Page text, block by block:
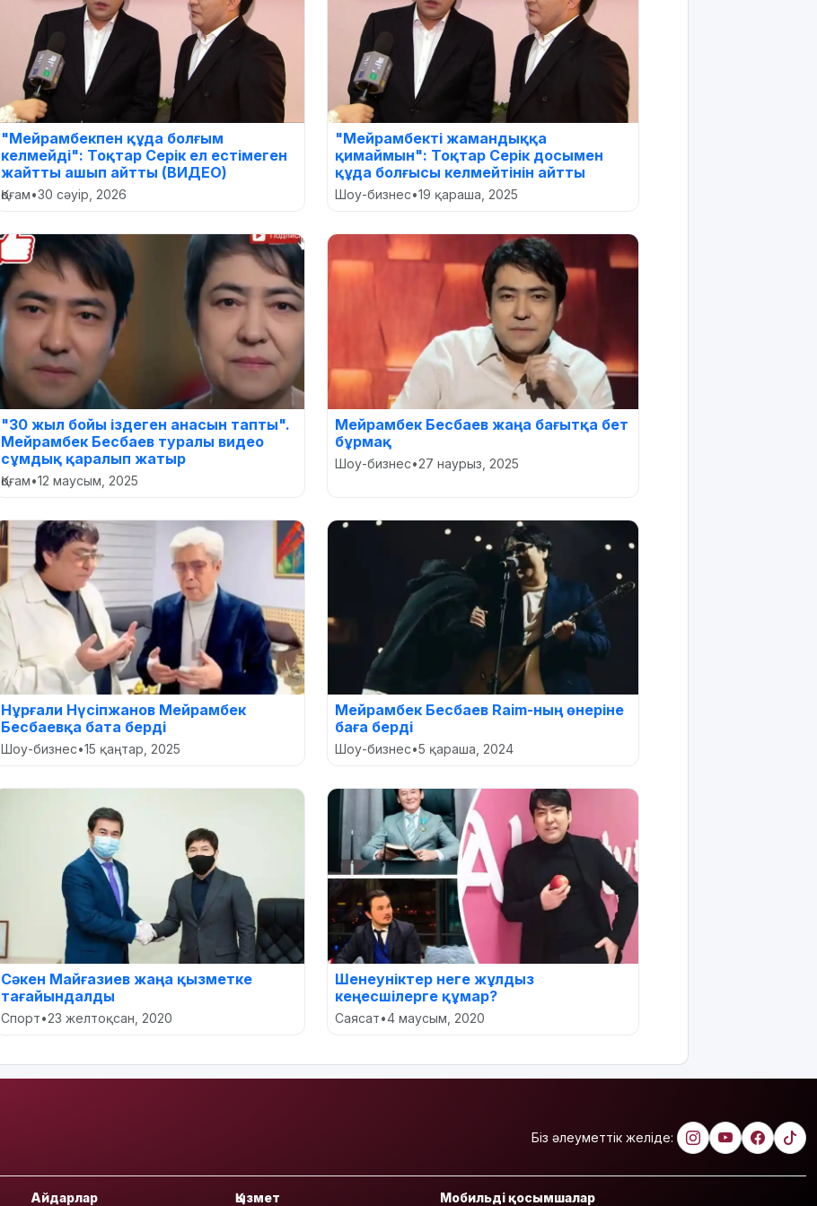
"Мейрамбекпен құда болғым
келмейді": Тоқтар Серік ел естімеген
жайтты ашып айтты (ВИДЕО)
Қоғам•30 сәуір, 2026
"Мейрамбекті жамандыққа
қимаймын": Тоқтар Серік досымен
құда болғысы келмейтінін айтты
Шоу-бизнес•19 қараша, 2025
"30 жыл бойы іздеген анасын тапты".
Мейрамбек Бесбаев туралы видео
сұмдық қаралып жатыр
Қоғам•12 маусым, 2025
Мейрамбек Бесбаев жаңа бағытқа бет
бұрмақ
Шоу-бизнес•27 наурыз, 2025
Нұрғали Нүсіпжанов Мейрамбек
Бесбаевқа бата берді
Шоу-бизнес•15 қаңтар, 2025
Мейрамбек Бесбаев Raim-ның өнеріне
баға берді
Шоу-бизнес•5 қараша, 2024
Сәкен Майғазиев жаңа қызметке
тағайындалды
Спорт•23 желтоқсан, 2020
Шенеуніктер неге жұлдыз
кеңесшілерге құмар?
Саясат•4 маусым, 2020
Біз әлеуметтік желіде:
Айдарлар Қызмет Мобильді қосымшалар